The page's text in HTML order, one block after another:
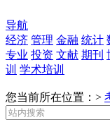
导航
经济 管理 金融 统计
专业 投资 文献 期刊
训 学术培训
您当前所在位置：>